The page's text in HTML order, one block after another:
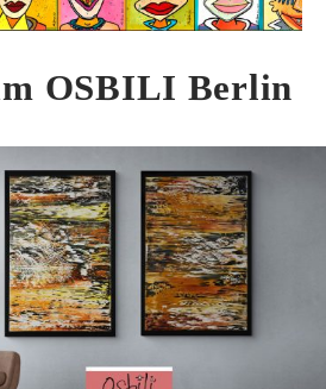
OSBILI Berlin